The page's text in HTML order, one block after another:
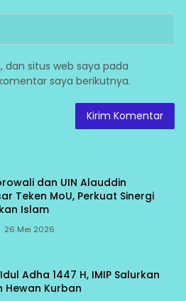
dan situs web saya pada
saya berikutnya.
dan UIN Alauddin
Teken MoU, Perkuat Sinergi
Islam
26 Mei 2026
Adha 1447 H, IMIP Salurkan
Hewan Kurban